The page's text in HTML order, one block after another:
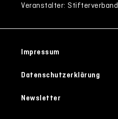
Veranstalter: Stifterverband
Impressum
Datenschutzerklärung
Newsletter